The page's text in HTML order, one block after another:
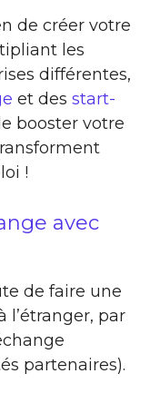
de créer votre
les
différentes,
et des start-
booster votre
!
avec
de faire une
l’étranger, par
partenaires).